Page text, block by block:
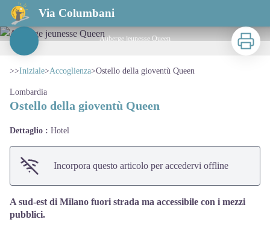
Via Columbani
Ostello della gioventù Queen
Auberge jeunesse Queen
Stampa
>>Iniziale>Accoglienza>Ostello della gioventù Queen
Lombardia
Ostello della gioventù Queen
Dettaglio : Hotel
Incorpora questo articolo per accedervi offline
A sud-est di Milano fuori strada ma accessibile con i mezzi
pubblici.